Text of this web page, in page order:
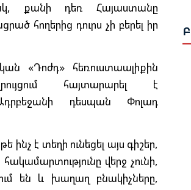
քանի դեռ Հայաստանը
հողերից դուրս չի բերել իր
«Դոժդ» հեռուստաալիքին
հայտարարել է
դեսպան Փոլադ
ինչ է տեղի ունեցել այս գիշեր,
վերջ չունի,
են և խաղաղ բնակիչները,